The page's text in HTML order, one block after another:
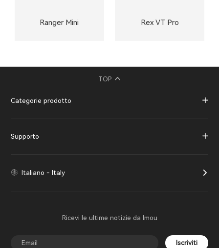
Ranger Mini Rex VT Pro
TOP
Categorie prodotto
Supporto
Italiano - Italy
Ricevi le ultime notizie da Imou
Iscriviti